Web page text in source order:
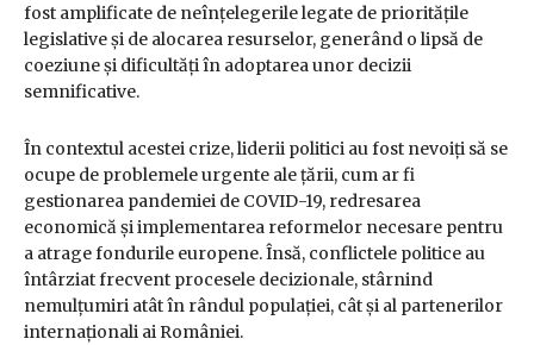
fost amplificate de neînțelegerile legate de prioritățile
legislative și de alocarea resurselor, generând o lipsă de
coeziune și dificultăți în adoptarea unor decizii
semnificative.
În contextul acestei crize, liderii politici au fost nevoiți să se
ocupe de problemele urgente ale țării, cum ar fi
gestionarea pandemiei de COVID-19, redresarea
economică și implementarea reformelor necesare pentru
a atrage fondurile europene. Însă, conflictele politice au
întârziat frecvent procesele decizionale, stârnind
nemulțumiri atât în rândul populației, cât și al partenerilor
internaționali ai României.